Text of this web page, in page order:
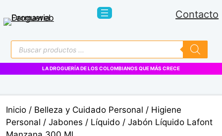
al
Contacto
Búsqueda
de
productos
LA DROGUERÍA DE LOS COLOMBIANOS QUE MÁS CRECE
Inicio / Belleza y Cuidado Personal / Higiene
Personal / Jabones / Líquido / Jabón Líquido Lafont